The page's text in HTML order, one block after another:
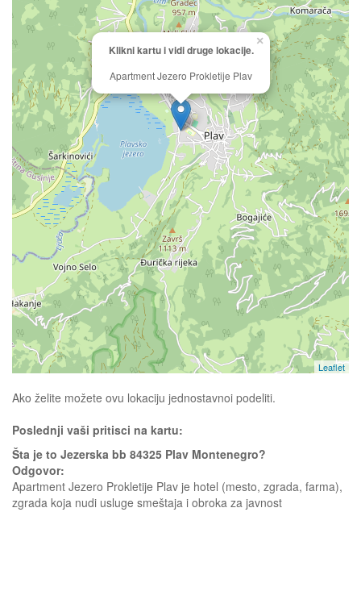
Klikni kartu i vidi druge lokacije.
Apartment Jezero Prokletije Plav
×
Leaflet
Ako želite možete ovu lokaciju jednostavnoi podeliti.
Poslednji vaši pritisci na kartu:
Šta je to Jezerska bb 84325 Plav Montenegro?
Odgovor:
Apartment Jezero Prokletije Plav je hotel (mesto, zgrada, farma),
zgrada koja nudi usluge smeštaja i obroka za javnost